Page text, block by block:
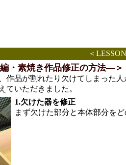
＜
・素焼き作品修正の方法―＞
作品が割れたり欠けてしまった
ていただきました。
1.欠けた器を修正
まず欠けた部分と本体部分を